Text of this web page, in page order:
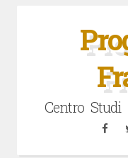
Centro